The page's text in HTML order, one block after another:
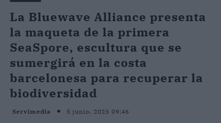
La Bluewave Alliance presenta
la maqueta de la primera
SeaSpore, escultura que se
sumergirá en la costa
barcelonesa para recuperar la
biodiversidad
Servimedia 5 junio, 2025 09:46